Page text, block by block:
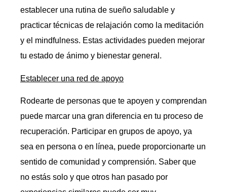
establecer una rutina de sueño saludable y
practicar técnicas de relajación como la meditación
y el mindfulness. Estas actividades pueden mejorar
tu estado de ánimo y bienestar general.
Establecer una red de apoyo
Rodearte de personas que te apoyen y comprendan
puede marcar una gran diferencia en tu proceso de
recuperación. Participar en grupos de apoyo, ya
sea en persona o en línea, puede proporcionarte un
sentido de comunidad y comprensión. Saber que
no estás solo y que otros han pasado por